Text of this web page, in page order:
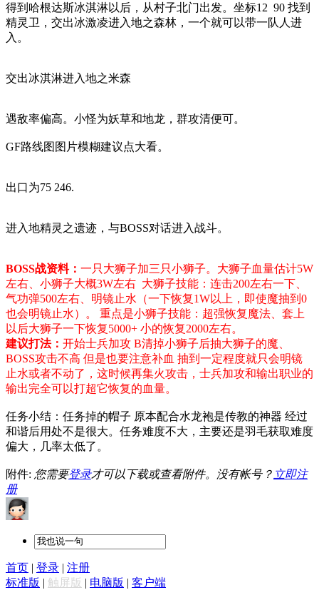
得到哈根达斯冰淇淋以后，从村子北门出发。坐标12 90 找到
精灵卫，交出冰激凌进入地之森林，一个就可以带一队人进
入。
交出冰淇淋进入地之米森
遇敌率偏高。小怪为妖草和地龙，群攻清便可。
GF路线图图片模糊建议点大看。
出口为75 246.
进入地精灵之遗迹，与BOSS对话进入战斗。
BOSS战资料： 一只大狮子加三只小狮子。大狮子血量估计5W
左右、小狮子大概3W左右 大狮子技能：连击200左右一下、
气功弹500左右、明镜止水（一下恢复1W以上，即使魔抽到0
也会明镜止水）。 重点是小狮子技能：超强恢复魔法、套上
以后大狮子一下恢复5000+ 小的恢复2000左右。
建议打法： 开始士兵加攻 B清掉小狮子后抽大狮子的魔、
BOSS攻击不高 但是也要注意补血 抽到一定程度就只会明镜
止水或者不动了，这时候再集火攻击，士兵加攻和输出职业的
输出完全可以打超它恢复的血量。
任务小结：任务掉的帽子 原本配合水龙袍是传教的神器 经过
和谐后用处不是很大。任务难度不大，主要还是羽毛获取难度
偏大，几率太低了。
附件: 您需要登录才可以下载或查看附件。没有帐号？ 立即注
册
首页 | 登录 | 注册
标准版 | 触屏版 | 电脑版 | 客户端